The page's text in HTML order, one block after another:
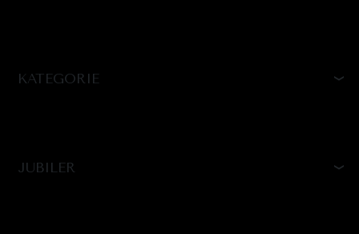
KATEGORIE
JUBILER